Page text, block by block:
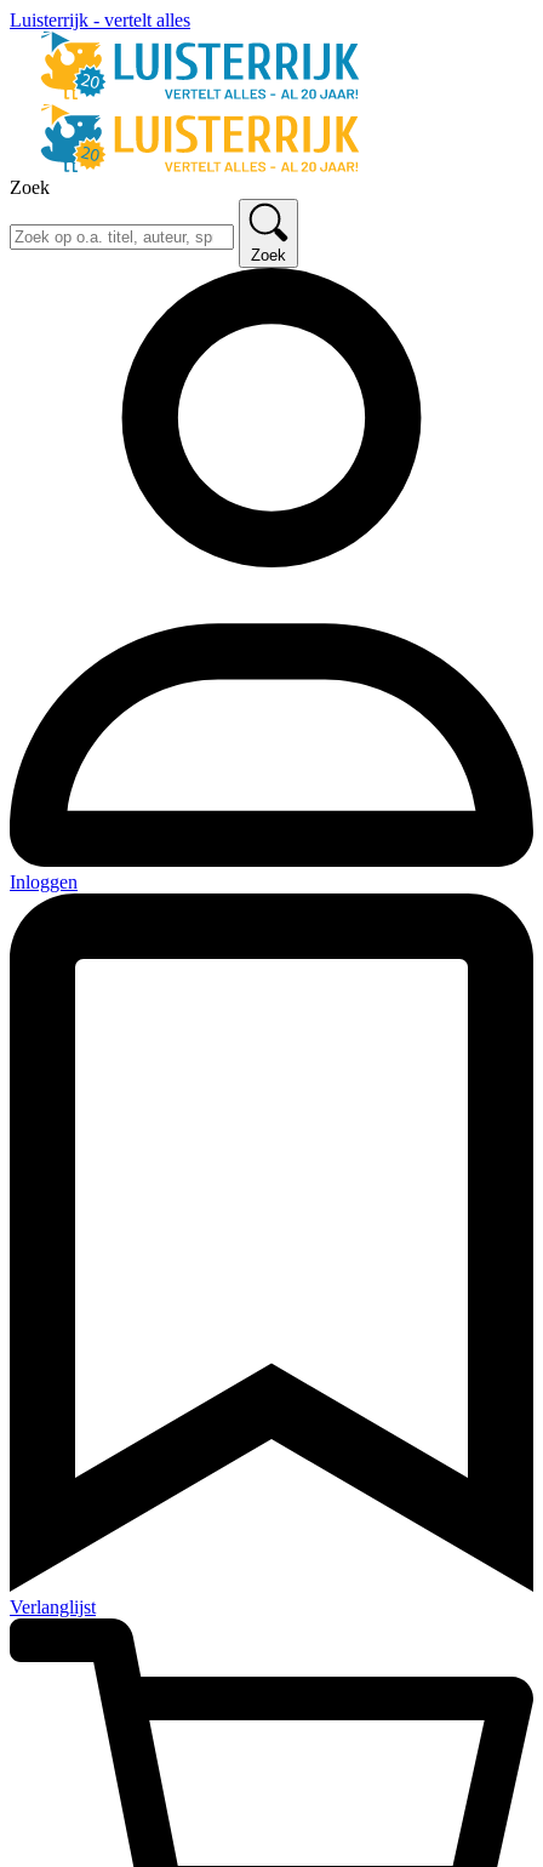
Luisterrijk - vertelt alles
Zoek
Zoek
Inloggen
Verlanglijst